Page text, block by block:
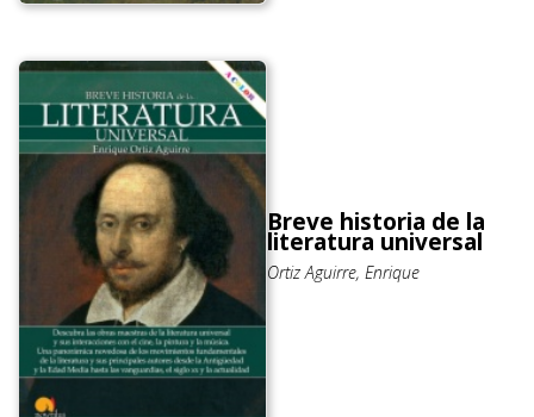
Breve historia de la
literatura universal
Ortiz Aguirre, Enrique